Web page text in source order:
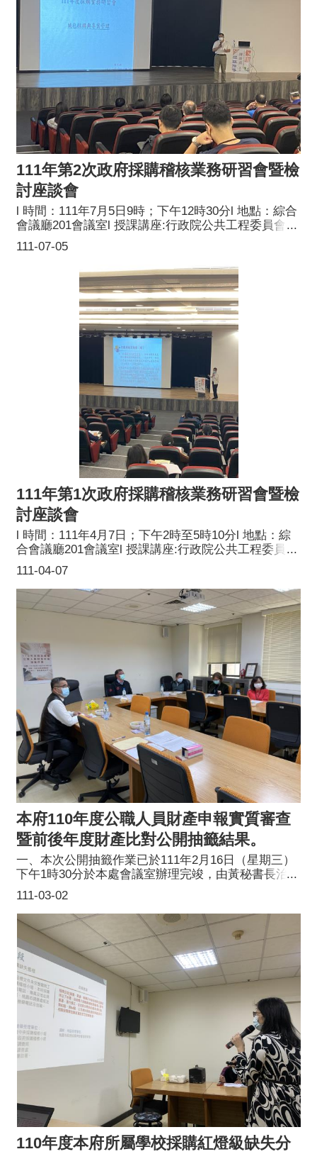
111年第2次政府採購稽核業務研習會暨檢
討座談會
111-07-05
l 時間：111年7月5日9時；下午12時30分l 地點：綜合
會議廳201會議室l 授課講座:行政院公共工程委員會採
購基礎及進階班專任師資陳照烱講師l 課題：統包採購
與專案管理l 參訓對象：稽核委員及本小組工作成員l
主辦單位：桃園市政府採購稽核小組
111年第1次政府採購稽核業務研習會暨檢
討座談會
111-04-07
l 時間：111年4月7日；下午2時至5時10分l 地點：綜
合會議廳201會議室l 授課講座:行政院公共工程委員會
企劃處李文中技正l 課題：如何提出底價分析與避免技
術規格限制競爭l 參訓對象：稽核委員及本小組工作成
員l 主辦單位：桃園市政府採購稽核小組
本府110年度公職人員財產申報實質審查
暨前後年度財產比對公開抽籤結果。
111-03-02
一、本次公開抽籤作業已於111年2月16日（星期三）
下午1時30分於本處會議室辦理完竣，由黃秘書長治峯
擔任主持人，並邀請本府法務局周局長春櫻與人事處
林處長妙貞執行抽籤，本處許處長志雲擔任監察人共
同見證。二、110年度本處受理公職人員財產申報者計
有63人，另納入本市蘆竹區公所4名，總計67名辦理抽
籤作業，抽出7人辦理實質審查（比例10%），再抽出
其中1人比對前後年度所申報之財產（比例2%以
上）。中籤名單如下:(一)桃園大眾捷運股份有限公司
財務處財務管理組經理李佳珍。(二)桃園大眾捷運股
份有限公司代理會計員陳崗熒。(三)本府主計處會計
員楊琈晴。(四)本府法務局會計員洪惠娟。(五)本府客
家事務局主任秘書饒佳汶。(六)本府政風處預防科股
長賴宣羽。(七)本府原住民族行政局秘書室主任高文
傑。(含前後年度比對)
110年度本府所屬學校採購紅燈級缺失分